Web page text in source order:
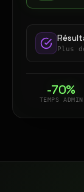
Plus
-70%
TEMPS ADMIN